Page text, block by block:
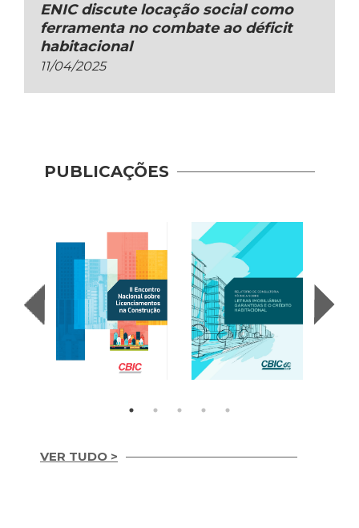
ENIC discute locação social como
ferramenta no combate ao déficit
habitacional
11/04/2025
PUBLICAÇÕES
VER TUDO >